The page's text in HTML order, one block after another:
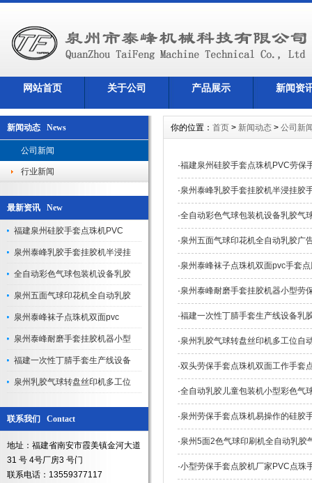
网站首页 关于公司 产品展示 新闻资
新闻动态 News
公司新闻
行业新闻
最新资讯 New
福建泉州硅胶手套点珠机PVC
泉州泰峰乳胶手套挂胶机半浸挂
全自动彩色气球包装机设备乳胶
泉州五面气球印花机全自动乳胶
泉州泰峰袜子点珠机双面pvc
泉州泰峰耐磨手套挂胶机器小型
福建一次性丁腈手套生产线设备
泉州乳胶气球转盘丝印机多工位
联系我们 Contact
地址：福建省南安市霞美镇金河大道
31 号 4号厂房3 号门
联系电话：13559377117
你的位置： 首页 > 新闻动态 > 公司新
·福建泉州硅胶手套点珠机PVC劳保
·泉州泰峰乳胶手套挂胶机半浸挂胶
·全自动彩色气球包装机设备乳胶气
·泉州五面气球印花机全自动乳胶广
·泉州泰峰袜子点珠机双面pvc手套
·泉州泰峰耐磨手套挂胶机器小型劳
·福建一次性丁腈手套生产线设备乳
·泉州乳胶气球转盘丝印机多工位自
·双头劳保手套点珠机双面工作手套
·全自动乳胶儿童包装机小型彩色气
·泉州劳保手套点珠机易操作的硅胶
·泉州5面2色气球印刷机全自动乳胶
·小型劳保手套点胶机厂家PVC点珠